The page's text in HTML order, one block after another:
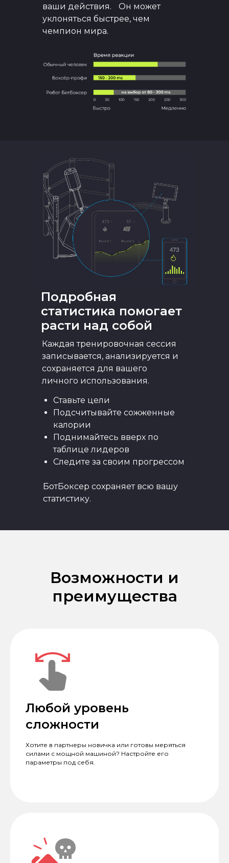
ваши действия. Он может
уклоняться быстрее, чем
чемпион мира.
Подробная
статистика помогает
расти над собой
Каждая тренировочная сессия
записывается, анализируется и
сохраняется для вашего
личного использования.
Ставьте цели
Подсчитывайте сожженные
калории
Поднимайтесь вверх по
таблице лидеров
Следите за своим прогрессом
БотБоксер сохраняет всю вашу
статистику.
Возможности и
преимущества
Любой уровень
сложности
Хотите в партнеры новичка или готовы меряться
силами с мощной машиной? Настройте его
параметры под себя.